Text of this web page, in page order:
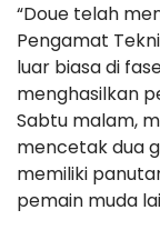
“Doue telah
Pengamat
luar biasa di
menghasilkan
Sabtu malam,
mencetak dua
memiliki
pemain muda